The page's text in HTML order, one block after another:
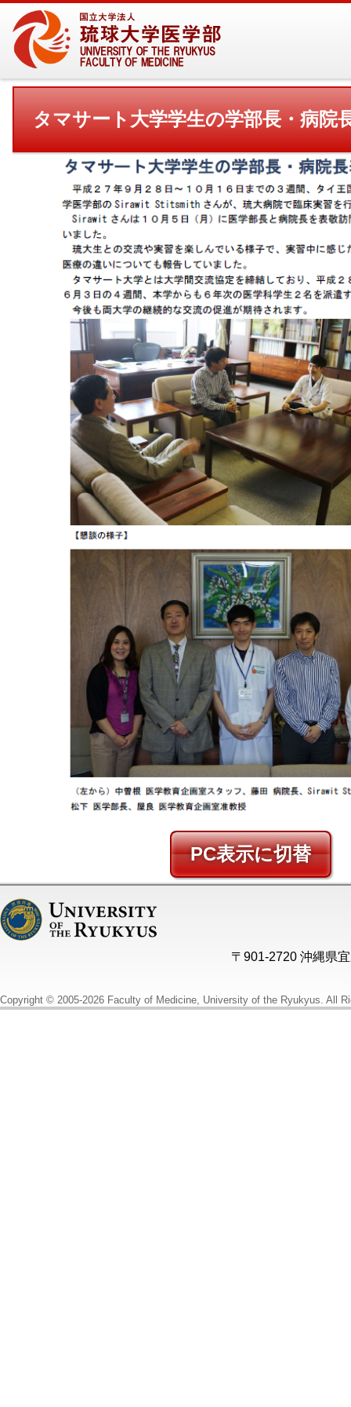
タマサート大学学生の学部長・病院
PC
〒901-2720 沖縄県
Copyright © 2005-2026 Faculty of Medicine, University of the Ryukyus. All